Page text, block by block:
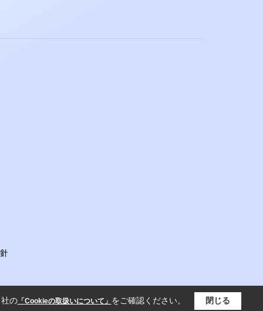
の「Cookieの取扱いについて」 をご確認ください。 閉じる